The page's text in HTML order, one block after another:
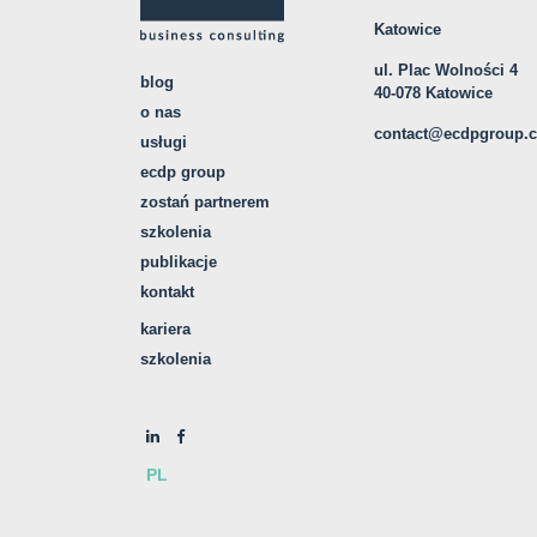
blog
o nas
usługi
ecdp group
zostań partnerem
szkolenia
publikacje
kontakt
kariera
szkolenia
PL
Katowice
ul. Plac Wolności 4
40-078 Katowice